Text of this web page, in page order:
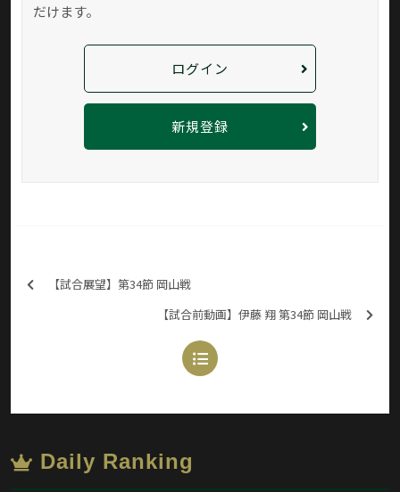
だけます。
ログイン
新規登録
【試合展望】第34節 岡山戦
【試合前動画】伊藤 翔 第34節 岡山戦
Daily Ranking